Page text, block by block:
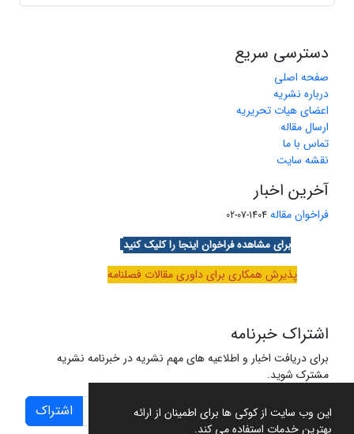
این وب سایت از کوکی ها برای اطمینان از ارائه
بهترین خدمات استفاده می کند.
دسترسی سریع
صفحه اصلی
درباره نشریه
اعضای هیات تحریریه
ارسال مقاله
تماس با ما
نقشه سایت
آخرین اخبار
فراخوان مقاله 1404-07-02
برای مشاهده فراخوان اینجا را کلیک کنید
پذیرش همکاری برای داوری مقالات فصلنامه
اشتراک خبرنامه
برای دریافت اخبار و اطلاعیه های مهم نشریه در خبرنامه نشریه
مشترک شوید.
اشتراک